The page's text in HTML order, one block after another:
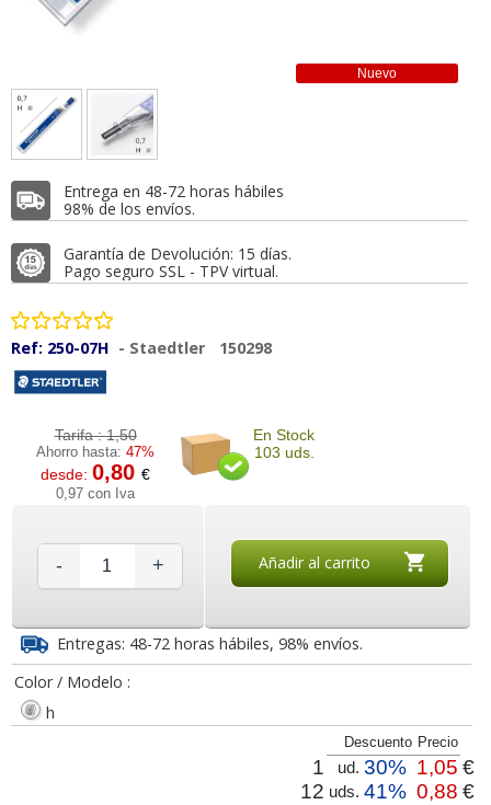
Nuevo
Entrega en 48-72 horas hábiles
98% de los envíos.
Garantía de Devolución: 15 días.
Pago seguro SSL - TPV virtual.
Ref: 250-07H - Staedtler 150298
Tarifa :1,50
Ahorro hasta:47%
desde:0,80€
0,97 con Iva
En Stock
103 uds.
- + Añadir al carrito
Entregas: 48-72 horas hábiles, 98% envíos.
Color / Modelo :
h
Descuento Precio
1 ud. 30% 1,05 €
12 uds. 41% 0,88 €